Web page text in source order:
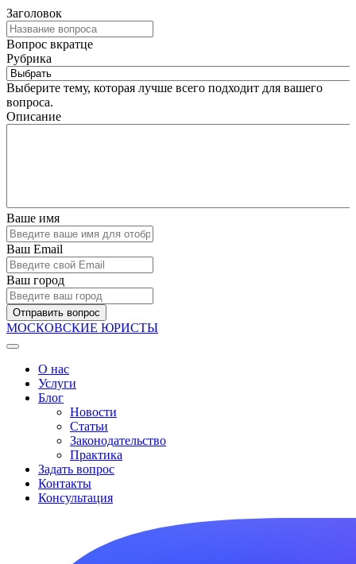
Заголовок
Вопрос вкратце
Рубрика
Выберите тему, которая лучше всего подходит для вашего
вопроса.
Описание
Ваше имя
Ваш Email
Ваш город
Отправить вопрос
МОСКОВСКИЕ ЮРИСТЫ
О нас
Услуги
Блог
Новости
Статьи
Законодательство
Практика
Задать вопрос
Контакты
Консультация